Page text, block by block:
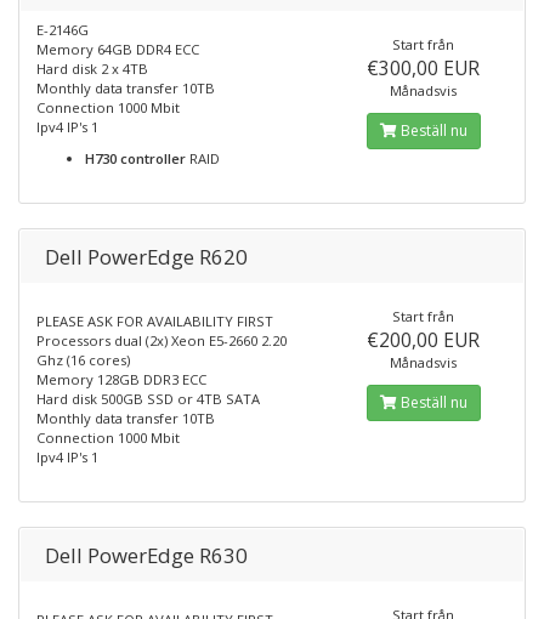
E-2146G
Memory 64GB DDR4 ECC
Hard disk 2 x 4TB
Monthly data transfer 10TB
Connection 1000 Mbit
Ipv4 IP's 1
H730 controller RAID
Start från
€300,00 EUR
Månadsvis
Beställ nu
Dell PowerEdge R620
PLEASE ASK FOR AVAILABILITY FIRST
Processors dual (2x) Xeon E5-2660 2.20
Ghz (16 cores)
Memory 128GB DDR3 ECC
Hard disk 500GB SSD or 4TB SATA
Monthly data transfer 10TB
Connection 1000 Mbit
Ipv4 IP's 1
Start från
€200,00 EUR
Månadsvis
Beställ nu
Dell PowerEdge R630
Start från